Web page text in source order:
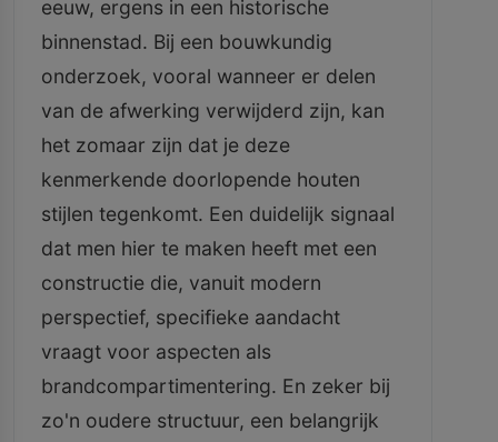
eeuw, ergens in een historische
binnenstad. Bij een bouwkundig
onderzoek, vooral wanneer er delen
van de afwerking verwijderd zijn, kan
het zomaar zijn dat je deze
kenmerkende doorlopende houten
stijlen tegenkomt. Een duidelijk signaal
dat men hier te maken heeft met een
constructie die, vanuit modern
perspectief, specifieke aandacht
vraagt voor aspecten als
brandcompartimentering. En zeker bij
zo'n oudere structuur, een belangrijk